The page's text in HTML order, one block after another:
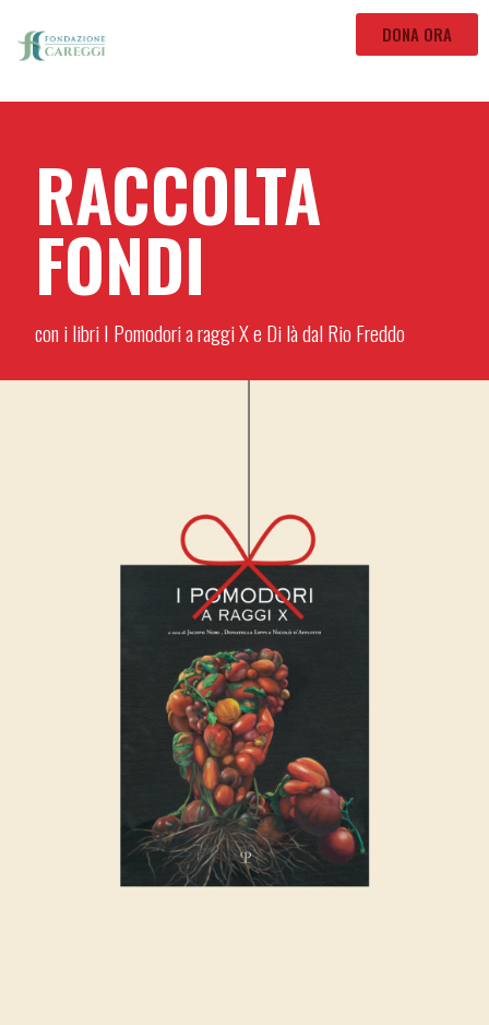
DONA ORA
RACCOLTA
FONDI
con i libri I Pomodori a raggi X e Di là dal Rio Freddo